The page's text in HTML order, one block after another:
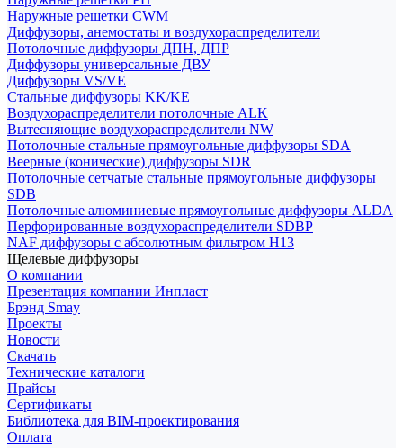
Наружные решетки CWM
Диффузоры, анемостаты и воздухораспределители
Потолочные диффузоры ДПН, ДПР
Диффузоры универсальные ДВУ
Диффузоры VS/VE
Стальные диффузоры KK/KE
Воздухораспределители потолочные ALK
Вытесняющие воздухораспределители NW
Потолочные стальные прямоугольные диффузоры SDA
Веерные (конические) диффузоры SDR
Потолочные сетчатые стальные прямоугольные диффузоры
SDB
Потолочные алюминиевые прямоугольные диффузоры ALDA
Перфорированные воздухораспределители SDBP
NAF диффузоры с абсолютным фильтром Н13
Щелевые диффузоры
О компании
Презентация компании Инпласт
Брэнд Smay
Проекты
Новости
Скачать
Технические каталоги
Прайсы
Сертификаты
Библиотека для BIM-проектирования
Оплата